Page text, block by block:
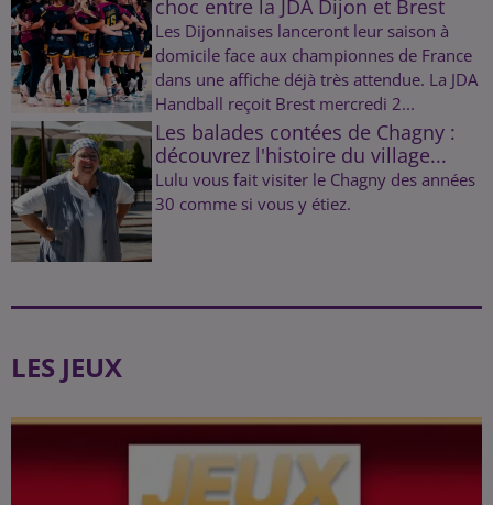
choc entre la JDA Dijon et Brest
Les Dijonnaises lanceront leur saison à
domicile face aux championnes de France
dans une affiche déjà très attendue. La JDA
Handball reçoit Brest mercredi 2...
Les balades contées de Chagny :
découvrez l'histoire du village...
Lulu vous fait visiter le Chagny des années
30 comme si vous y étiez.
LES JEUX